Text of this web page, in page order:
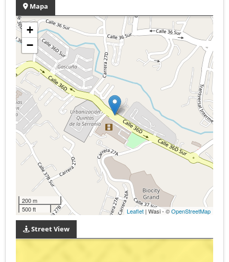
Mapa
+
−
200 m
500 ft
Leaflet | Wasi - ©OpenStreetMap
Street View